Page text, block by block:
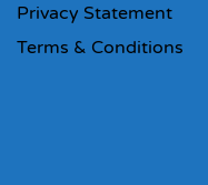
Privacy Statement
Terms & Conditions